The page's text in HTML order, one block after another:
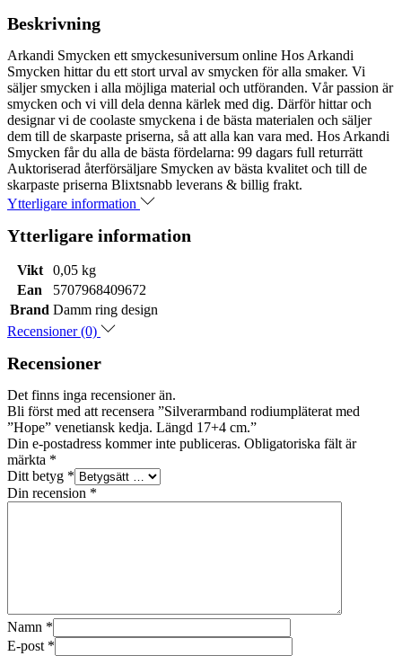
Beskrivning
Arkandi Smycken ett smyckesuniversum online Hos Arkandi
Smycken hittar du ett stort urval av smycken för alla smaker. Vi
säljer smycken i alla möjliga material och utföranden. Vår passion är
smycken och vi vill dela denna kärlek med dig. Därför hittar och
designar vi de coolaste smyckena i de bästa materialen och säljer
dem till de skarpaste priserna, så att alla kan vara med. Hos Arkandi
Smycken får du alla de bästa fördelarna: 99 dagars full returrätt
Auktoriserad återförsäljare Smycken av bästa kvalitet och till de
skarpaste priserna Blixtsnabb leverans & billig frakt.
Ytterligare information
Ytterligare information
Vikt
0,05 kg
Ean
5707968409672
Brand Damm ring design
Recensioner (0)
Recensioner
Det finns inga recensioner än.
Bli först med att recensera ”Silverarmband rodiumpläterat med
”Hope” venetiansk kedja. Längd 17+4 cm.”
Din e-postadress kommer inte publiceras. Obligatoriska fält är
märkta *
Ditt betyg *
Din recension *
Namn *
E-post *